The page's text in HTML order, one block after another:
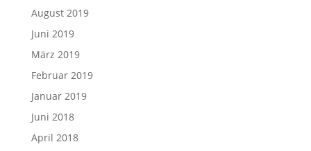
August 2019
Juni 2019
März 2019
Februar 2019
Januar 2019
Juni 2018
April 2018